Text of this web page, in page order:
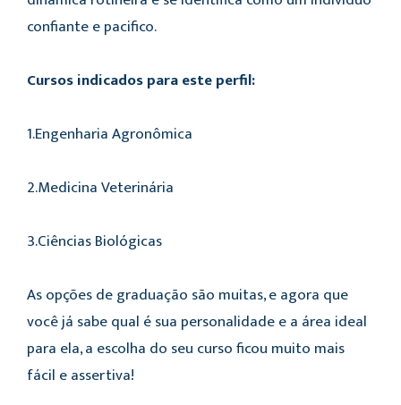
confiante e pacifico.
Cursos indicados para este perfil:
1.Engenharia Agronômica
2.Medicina Veterinária
3.Ciências Biológicas
As opções de graduação são muitas, e agora que
você já sabe qual é sua personalidade e a área ideal
para ela, a escolha do seu curso ficou muito mais
fácil e assertiva!